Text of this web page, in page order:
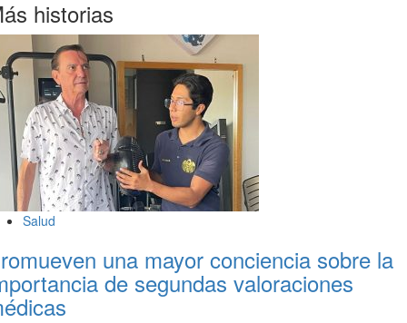
historias
Salud
una mayor conciencia sobre la
de segundas valoraciones